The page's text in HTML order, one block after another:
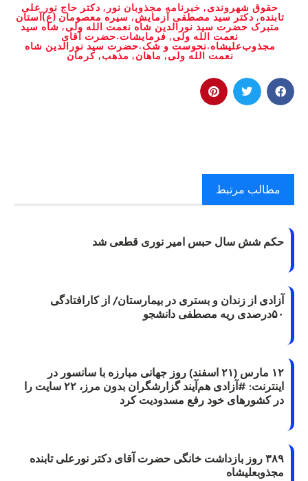
حقوق شهروندی, خبرنامه مجذوبان نور , دکتر حاج نور علی
تابنده,دکتر سید مصطفی آزمایش, سیره معصومان (ع)آستان
متبرک حضرت سید نورالدین شاه نعمت الله ولی, شاه سید
نعمت الله ولی, فرمایشات.حضرت آقای
مجذوب‌علیشاه.نحوست و شک.حضرت سید نورالدین شاه
نعمت الله ولی, ماهان, مذهب,کرمان
مطالب مرتبط
حکم شش سال حبس امیر نوری قطعی شد
آزادی از زندان و بستری در بیمارستان/ از کارافتادگی
۵۰درصدی ریه مصطفی دانشجو
۱۲ مارس (۲۱ اسفند) روز جهانی مبارزه با سانسور در
اینترنت: #آزادی هم‌آیند گزارشگران‌ بدون مرز، ۲۲ سایت را
در کشورهای خود رفع مسدودیت کرد
۳۸۹ روز بازداشت خانگی حضرت آقای دکتر نورعلی تابنده
مجذوبعلیشاه